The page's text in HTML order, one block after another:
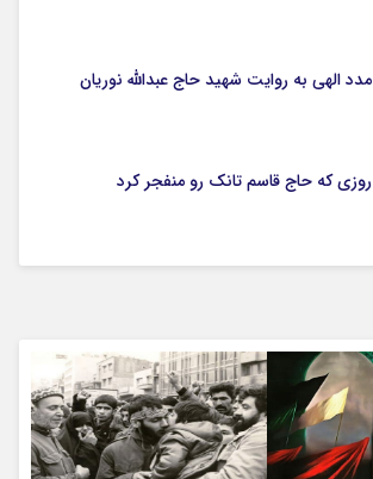
مدد الهی به روایت شهید حاج عبدالله نوریان
روزی که حاج قاسم تانک رو منفجر کرد